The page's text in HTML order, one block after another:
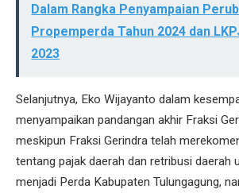
Dalam Rangka Penyampaian
Propemperda Tahun 2024 dan
2023
Selanjutnya, Eko Wijayanto dalam
menyampaikan pandangan akhir Fraksi
meskipun Fraksi Gerindra telah
tentang pajak daerah dan retribusi daerah
menjadi Perda Kabupaten Tulungagung,